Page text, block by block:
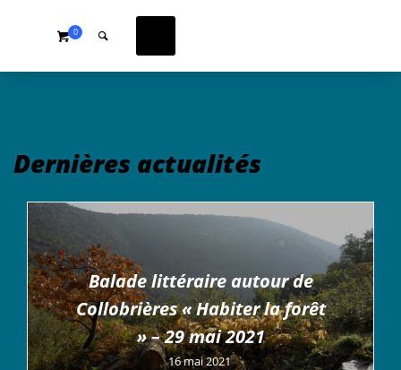
0
Dernières actualités
Balade littéraire autour de
Collobrières « Habiter la forêt
» – 29 mai 2021
16 mai 2021